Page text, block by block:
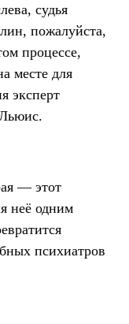
судья
пожалуйста,
процессе,
месте для
эксперт
— этот
неё одним
психиатров